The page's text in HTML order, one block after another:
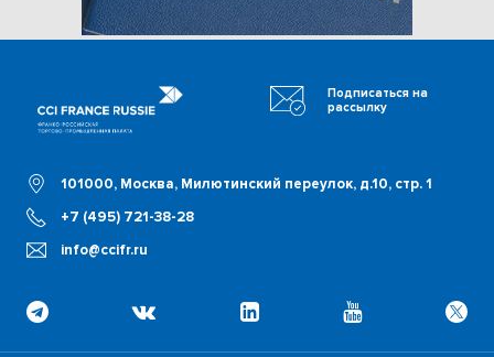
101000, Москва, Милютинский переулок, д.10, стр. 1
+7 (495) 721-38-28
info@ccifr.ru
Подписаться на
рассылку